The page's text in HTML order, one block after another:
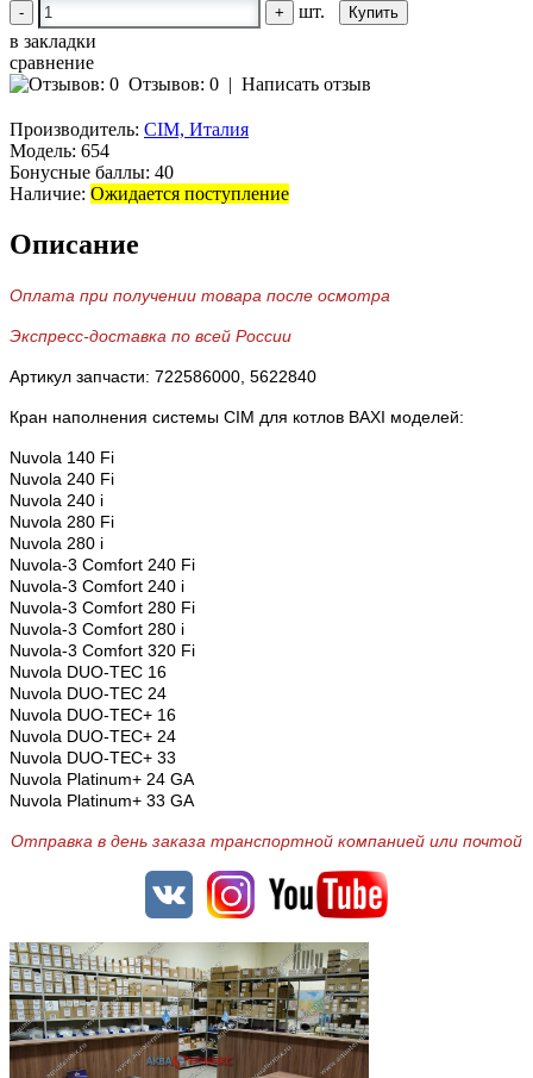
-
+
шт.
в закладки
сравнение
Отзывов: 0 | Написать отзыв
Производитель: CIM, Италия
Модель: 654
Бонусные баллы: 40
Наличие: Ожидается поступление
Описание
Оплата при получении товара после осмотра
Экспресс-доставка по всей России
Артикул запчасти: 722586000, 5622840
Кран наполнения системы CIM для котлов BAXI моделей:
Nuvola 140 Fi
Nuvola 240 Fi
Nuvola 240 i
Nuvola 280 Fi
Nuvola 280 i
Nuvola-3 Comfort 240 Fi
Nuvola-3 Comfort 240 i
Nuvola-3 Comfort 280 Fi
Nuvola-3 Comfort 280 i
Nuvola-3 Comfort 320 Fi
Nuvola DUO-TEC 16
Nuvola DUO-TEC 24
Nuvola DUO-TEC+ 16
Nuvola DUO-TEC+ 24
Nuvola DUO-TEC+ 33
Nuvola Platinum+ 24 GA
Nuvola Platinum+ 33 GA
Отправка в день заказа транспортной компанией или почтой